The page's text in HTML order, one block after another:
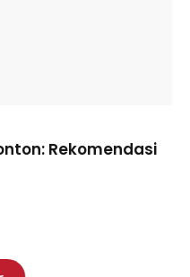
Rekomendasi